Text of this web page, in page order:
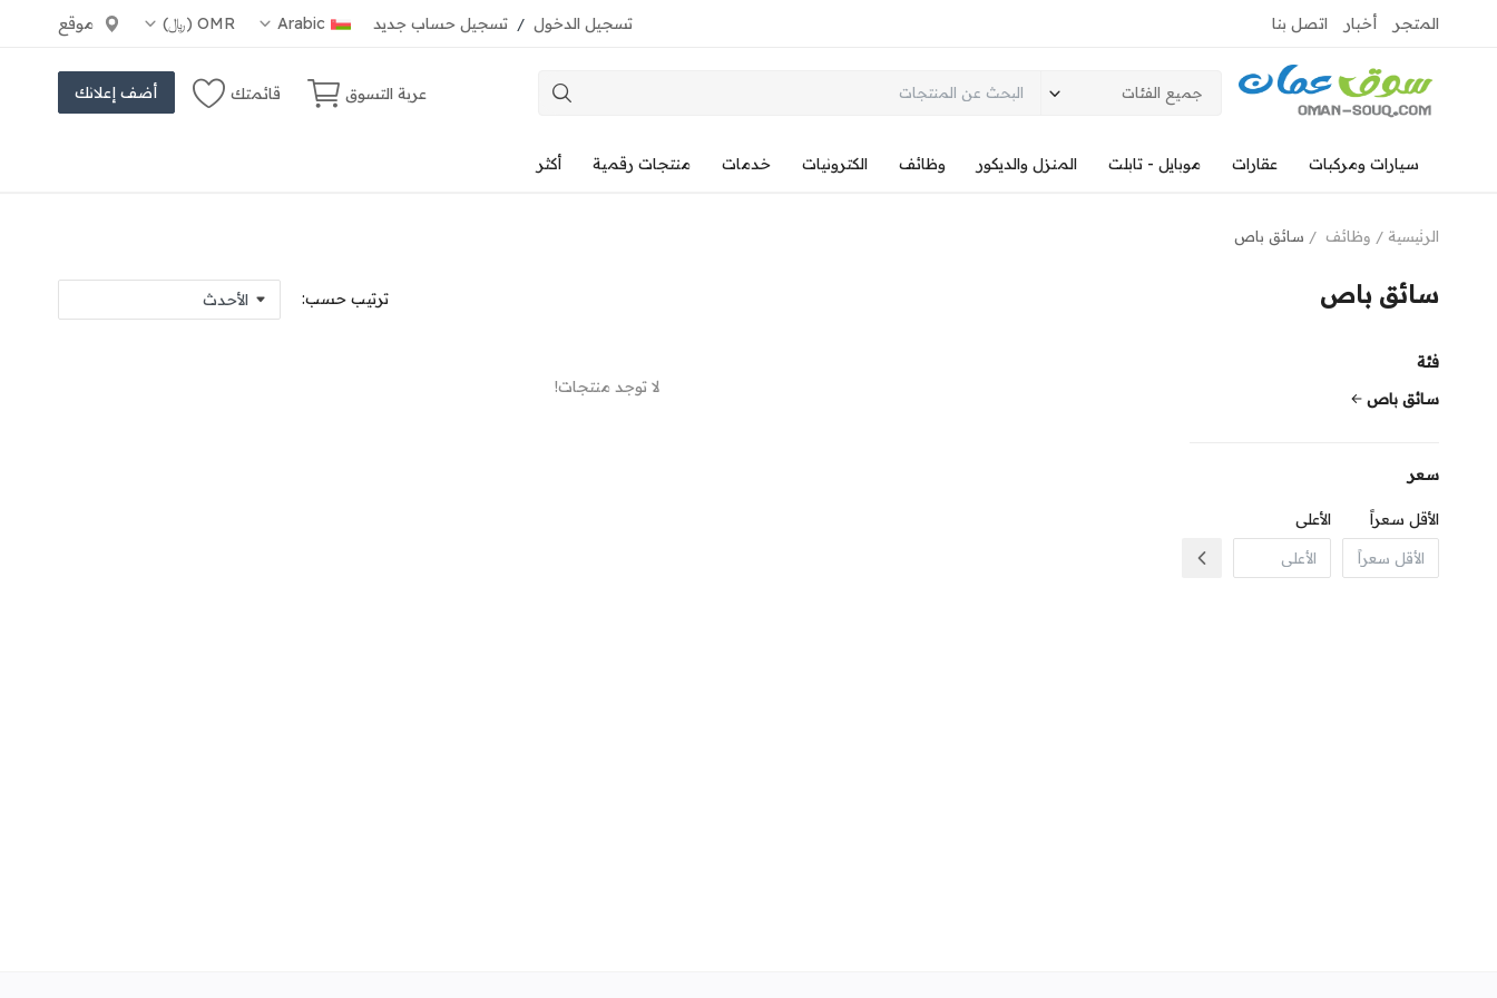
اتصل بنا أخبار المتجر موقع OMR (﷼) Arabic تسجيل الدخول / تسجيل حساب جديد
جميع الفئات عربة التسوق قائمتك أضف إعلانك
سيارات ومركبات عقارات موبايل - تابلت المنزل والديكور وظائف الكترونيات خدمات منتجات رقمية أكثر
الرئيسية وظائف سائق باص
سائق باص ترتيب حسب:
فئة
سائق باص
سعر
الأقل سعراً الأعلى
لا توجد منتجات!